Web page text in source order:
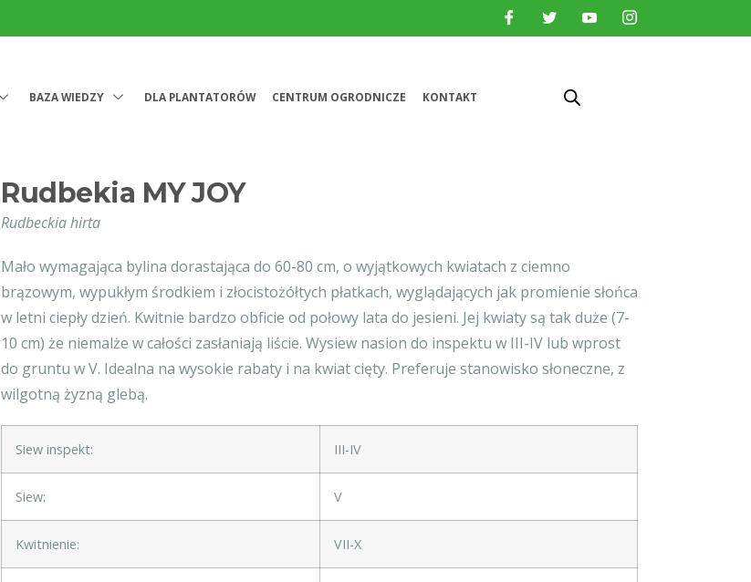
BAZA WIEDZY DLA PLANTATORÓW CENTRUM OGRODNICZE KONTAKT
Rudbekia MY JOY
Rudbeckia hirta
Mało wymagająca bylina dorastająca do 60-80 cm, o wyjątkowych kwiatach z ciemno
brązowym, wypukłym środkiem i złocistożółtych płatkach, wyglądających jak promienie słońca
w letni ciepły dzień. Kwitnie bardzo obficie od połowy lata do jesieni. Jej kwiaty są tak duże (7-
10 cm) że niemalże w całości zasłaniają liście. Wysiew nasion do inspektu w III-IV lub wprost
do gruntu w V. Idealna na wysokie rabaty i na kwiat cięty. Preferuje stanowisko słoneczne, z
wilgotną żyzną glebą.
Siew inspekt: III-IV
Siew: V
Kwitnienie: VII-X